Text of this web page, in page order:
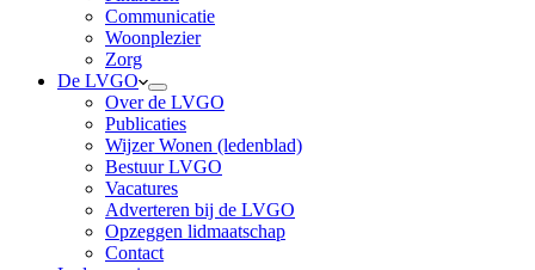
Communicatie
Woonplezier
Zorg
De LVGO
Over de LVGO
Publicaties
Wijzer Wonen (ledenblad)
Bestuur LVGO
Vacatures
Adverteren bij de LVGO
Opzeggen lidmaatschap
Contact